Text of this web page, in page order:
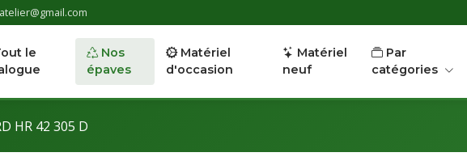
le
Nos
épaves
Matériel
d'occasion
Matériel
neuf
Par
catégories
HR 42 305 D